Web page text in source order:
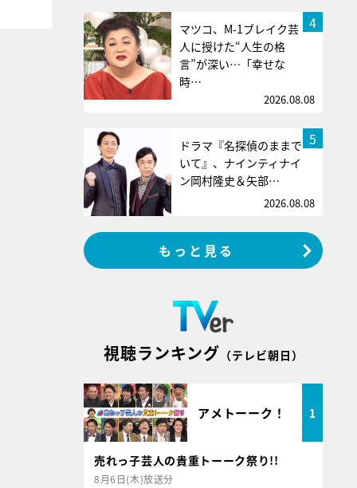
4
マツコ、M-1ブレイク芸
人に授けた“人生の格
言”が深い…「幸せな
時…
2026.08.08
5
ドラマ『名探偵のままで
いて』、ナインティナイ
ン岡村隆史＆矢部…
2026.08.08
もっと見る
視聴ランキング （テレビ朝日）
アメトーーク！ 1
売れっ子芸人の貴重トーーク祭り!!
8月6日(木)放送分